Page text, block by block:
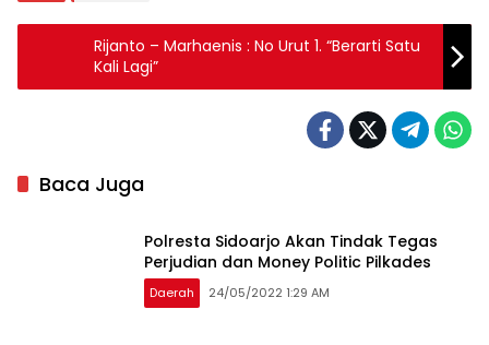
Rijanto – Marhaenis : No Urut 1. “Berarti Satu
Kali Lagi”
Baca Juga
Polresta Sidoarjo Akan Tindak Tegas
Perjudian dan Money Politic Pilkades
Daerah 24/05/2022 1:29 AM